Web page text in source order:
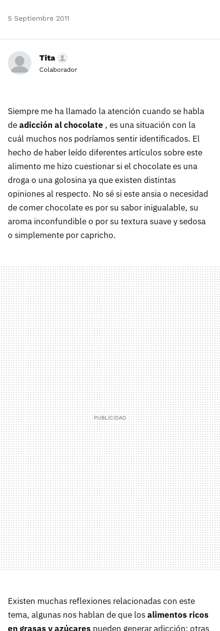
5 Septiembre 2011
Tita
Colaborador
Siempre me ha llamado la atención cuando se habla
deadicción al chocolate , es una situación con la
cuál muchos nos podríamos sentir identificados. El
hecho de haber leído diferentes artículos sobre este
alimento me hizo cuestionar si el chocolate es una
droga o una golosina ya que existen distintas
opiniones al respecto. No sé si este ansia o necesidad
de comer chocolate es por su sabor inigualable, su
aroma inconfundible o por su textura suave y sedosa
o simplemente por capricho.
Existen muchas reflexiones relacionadas con este
tema, algunas nos hablan de que losalimentos ricos
en grasas y azúcares pueden generar adicción; otras